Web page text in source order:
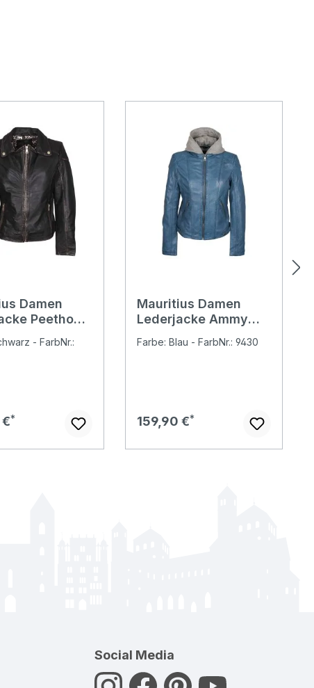
Damen
Peetho
- FarbNr.:
Preis:
€
Mauritius Damen
Lederjacke Ammy
Farbe: Blau - FarbNr.: 9430
Regulärer Preis:
159,90 €
Social Media